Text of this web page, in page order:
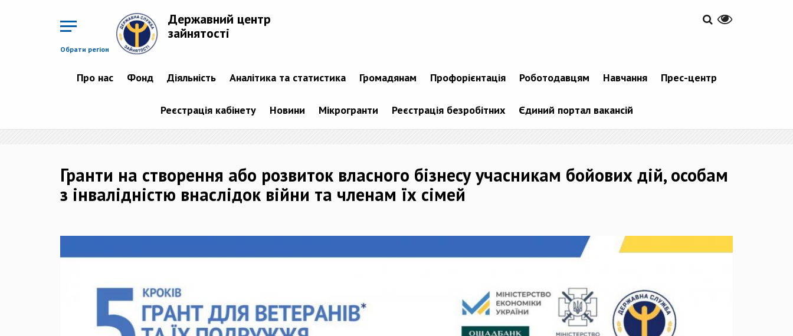
Обрати регіон
Державний центр
зайнятості
Про нас Фонд Діяльність Аналітика та статистика Громадянам Профорієнтація Роботодавцям Навчання Прес-центр
Реєстрація кабінету Новини Мікрогранти Реєстрація безробітних Єдиний портал вакансій
Гранти на створення або розвиток власного бізнесу учасникам бойових дій, особам
з інвалідністю внаслідок війни та членам їх сімей